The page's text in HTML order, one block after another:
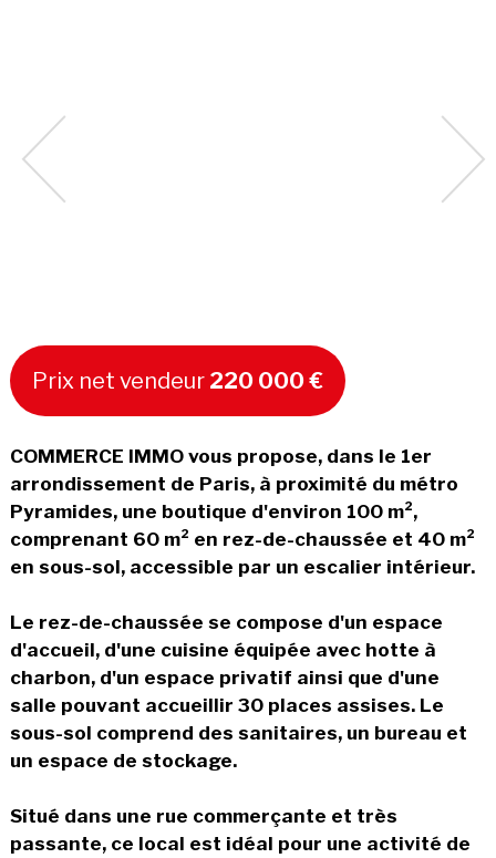
Prix net vendeur 220 000 €
COMMERCE IMMO vous propose, dans le 1er
arrondissement de Paris, à proximité du métro
Pyramides, une boutique d'environ 100 m²,
comprenant 60 m² en rez-de-chaussée et 40 m²
en sous-sol, accessible par un escalier intérieur.
Le rez-de-chaussée se compose d'un espace
d'accueil, d'une cuisine équipée avec hotte à
charbon, d'un espace privatif ainsi que d'une
salle pouvant accueillir 30 places assises. Le
sous-sol comprend des sanitaires, un bureau et
un espace de stockage.
Situé dans une rue commerçante et très
passante, ce local est idéal pour une activité de